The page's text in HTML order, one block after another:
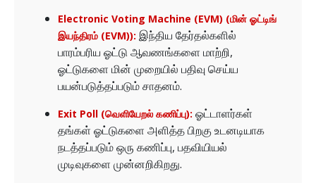
Electronic Voting Machine (EVM) (மின் ஓட்டிங்
இயந்திரம் (EVM)): இந்திய தேர்தல்களில்
பாரம்பரிய ஓட்டு ஆவணங்களை மாற்றி,
ஓட்டுகளை மின் முறையில் பதிவு செய்ய
பயன்படுத்தப்படும் சாதனம்.
Exit Poll (வெளியேறல் கணிப்பு): ஓட்டாளர்கள்
தங்கள் ஓட்டுகளை அளித்த பிறகு உடனடியாக
நடத்தப்படும் ஒரு கணிப்பு, பதவியியல்
முடிவுகளை முன்னறிகிறது.